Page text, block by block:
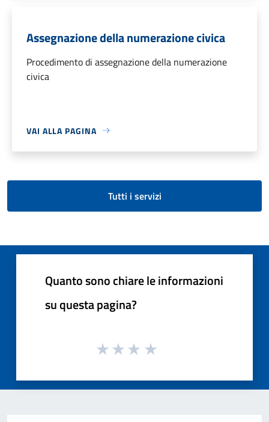
Assegnazione della numerazione civica
Procedimento di assegnazione della numerazione
civica
VAI ALLA PAGINA
Tutti i servizi
Quanto sono chiare le informazioni
su questa pagina?